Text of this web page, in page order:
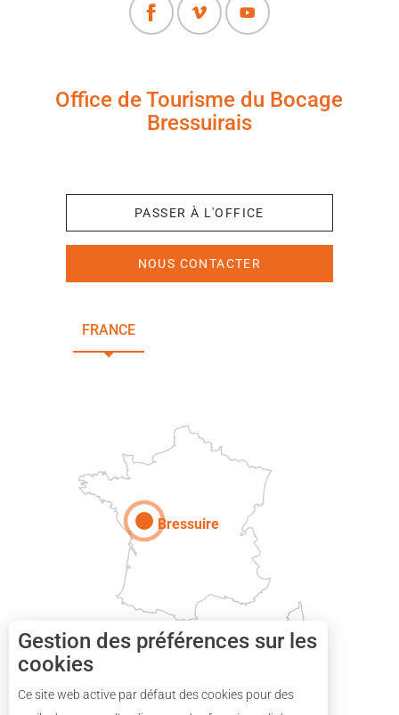
Office de Tourisme du Bocage
Bressuirais
PASSER À L'OFFICE
NOUS CONTACTER
FRANCE
Bressuire
Gestion des préférences sur les
cookies
Ce site web active par défaut des cookies pour des